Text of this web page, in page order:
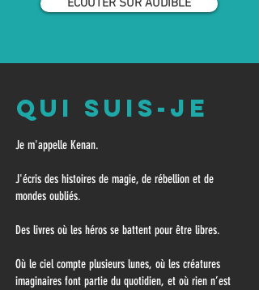
ECOUTER SUR AUDIBLE
qUI sUIS-JE
Je m'appelle Kenan.
J'écris des histoires de magie, de rébellion et de
mondes oubliés.
Des livres où les héros se battent pour être libres.
Où le ciel compte plusieurs lunes, où les créatures
imaginaires font partie du quotidien, et où rien n’est